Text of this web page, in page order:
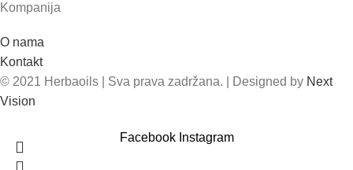
Kompanija
O nama
Kontakt
© 2021 Herbaoils | Sva prava zadržana. | Designed by Next
Vision
Facebook Instagram